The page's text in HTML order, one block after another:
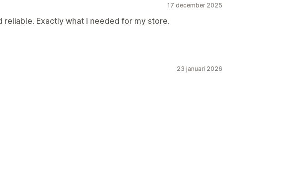
17 december 2025
reliable. Exactly what I needed for my store.
23 januari 2026